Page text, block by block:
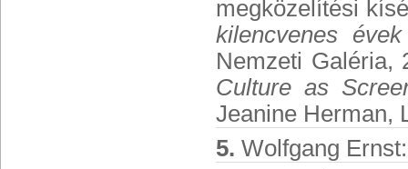
megközelítési
kilencvenes
Nemzeti Galéria,
Culture as
Jeanine Herman,
5. Wolfgang